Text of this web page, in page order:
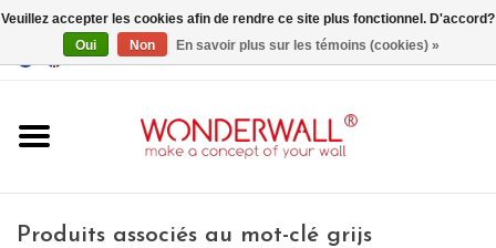
EUR/GBP
Produits associés au mot-clé grijs
Veuillez accepter les cookies afin de rendre ce site plus fonctionnel. D'accord?
Oui
Non En savoir plus sur les témoins (cookies) »